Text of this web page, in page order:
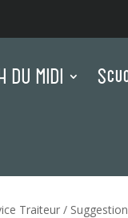
DU MIDI
Traiteur /